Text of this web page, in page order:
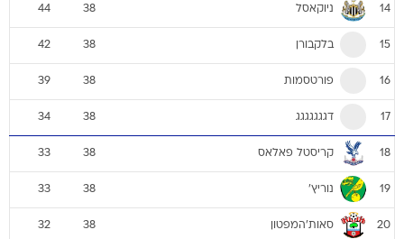
14 ניוקאסל 38
44
15 בלקבורן 38
42
16 פורטסמות 38
39
17 דגגגגגגג 38
34
18 קריסטל פאלאס 38
33
19 נוריץ' 38
33
20 סאות'המפטון 38
32